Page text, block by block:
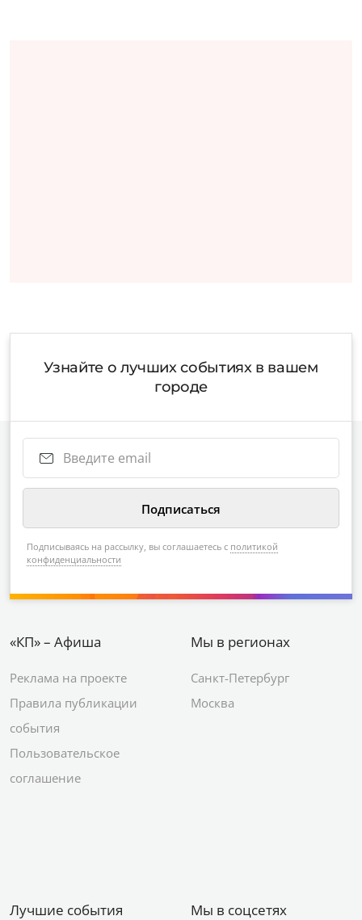
Узнайте о лучших событиях в вашем
городе
Подписываясь на рассылку, вы соглашаетесь с политикой
конфиденциальности
«КП» – Афиша
Реклама на проекте
Правила публикации
события
Пользовательское
соглашение
Мы в регионах
Санкт-Петербург
Москва
Лучшие события Мы в соцсетях